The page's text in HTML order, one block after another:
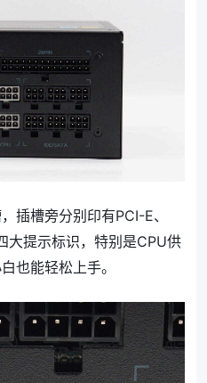
插槽旁分别印有PCI-E、
大提示标识，特别是CPU供
也能轻松上手。